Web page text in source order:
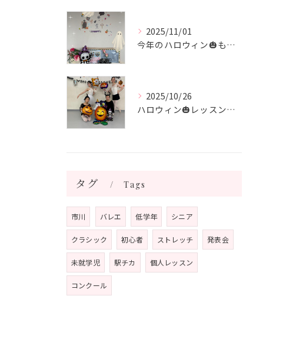
2025/11/01
今年のハロウィン🎃も終わり 次はクリスマス🎄
2025/10/26
ハロウィン🎃レッスン🎃 シニアクラス
タグ Tags
市川 バレエ 低学年 シニア
クラシック 初心者 ストレッチ 発表会
未就学児 駅チカ 個人レッスン
コンクール